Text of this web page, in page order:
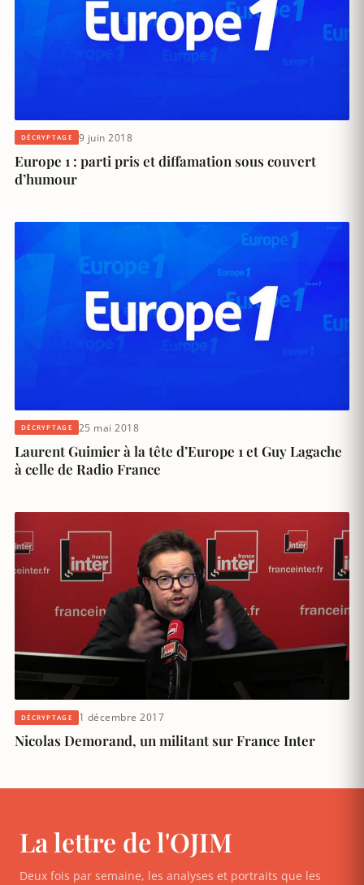
DÉCRYPTAGE 9 juin 2018
Europe 1 : parti pris et diffamation sous couvert
d’humour
DÉCRYPTAGE 25 mai 2018
Laurent Guimier à la tête d’Europe 1 et Guy Lagache
à celle de Radio France
DÉCRYPTAGE 1 décembre 2017
Nicolas Demorand, un militant sur France Inter
La lettre de l'OJIM
Deux fois par semaine, les analyses et portraits que les